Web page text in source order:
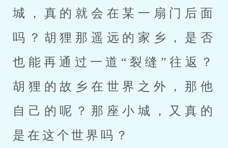
城，真的就会在某一扇门后面
吗？胡狸那遥远的家乡，是否
也能再通过一道“裂缝”往返？
胡狸的故乡在世界之外，那他
自己的呢？那座小城，又真的
是在这个世界吗？